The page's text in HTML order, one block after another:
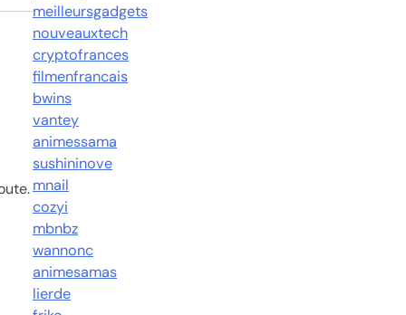
meilleursgadgets
nouveauxtech
cryptofrances
filmenfrancais
bwins
vantey
animessama
sushininove
mnail
cozyi
mbnbz
wannonc
animesamas
lierde